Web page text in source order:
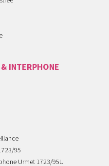
INTERPHONE
95
Urmet 1723/95U